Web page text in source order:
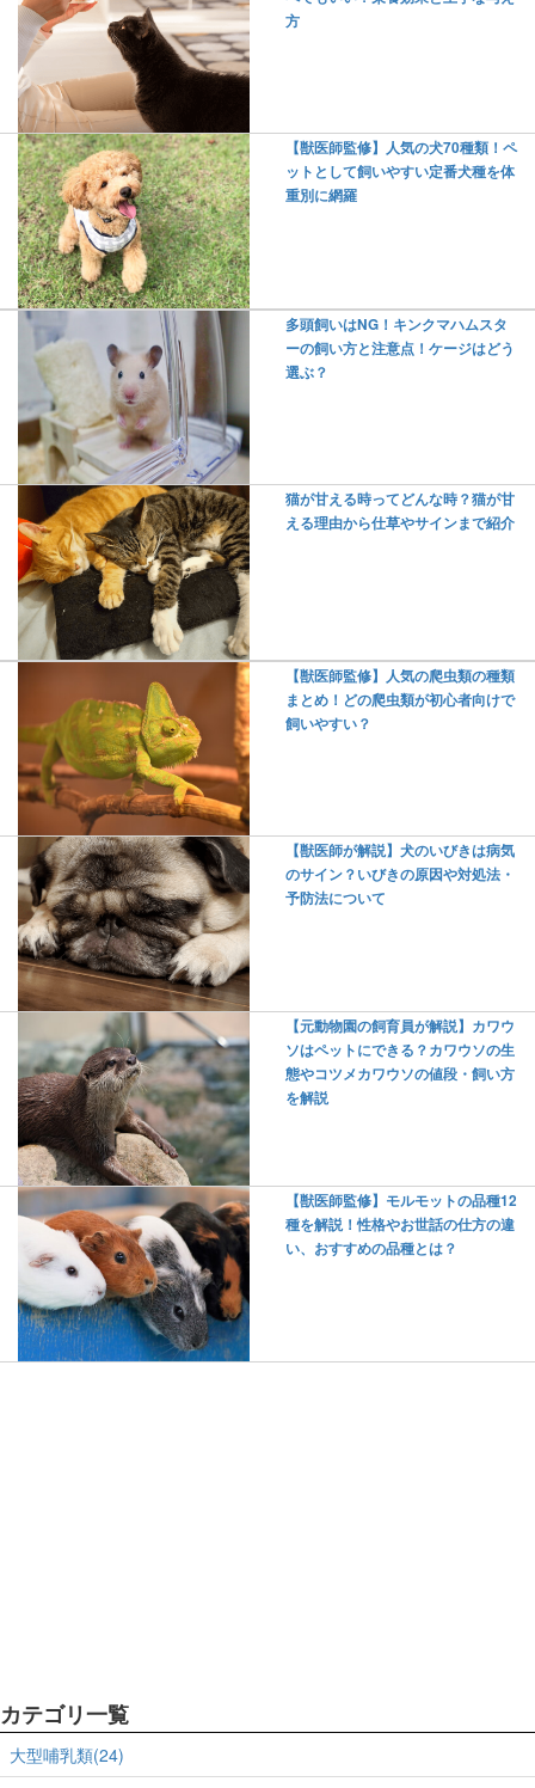
方
【獣医師監修】人気の犬70種類！ペ
ットとして飼いやすい定番犬種を体
重別に網羅
多頭飼いはNG！キンクマハムスタ
ーの飼い方と注意点！ケージはどう
選ぶ？
猫が甘える時ってどんな時？猫が甘
える理由から仕草やサインまで紹介
【獣医師監修】人気の爬虫類の種類
まとめ！どの爬虫類が初心者向けで
飼いやすい？
【獣医師が解説】犬のいびきは病気
のサイン？いびきの原因や対処法・
予防法について
【元動物園の飼育員が解説】カワウ
ソはペットにできる？カワウソの生
態やコツメカワウソの値段・飼い方
を解説
【獣医師監修】モルモットの品種12
種を解説！性格やお世話の仕方の違
い、おすすめの品種とは？
カテゴリ一覧
大型哺乳類(24)